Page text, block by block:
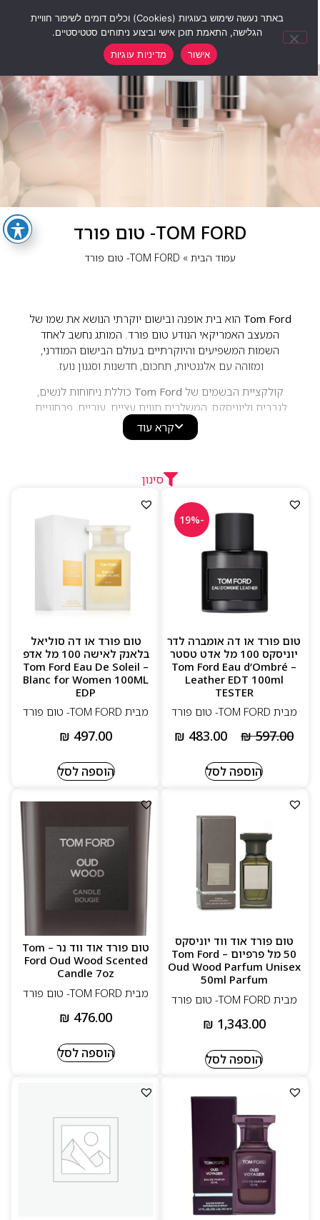
TOM FORD- טום פורד
עמוד הבית» TOM FORD- טום פורד
Tom Fordהוא בית אופנה ובישום יוקרתי הנושא את שמו של
המעצב האמריקאי הנודע טום פורד. המותג נחשב לאחד
השמות המשפיעים והיוקרתיים בעולם הבישום המודרני,
ומזוהה עם אלגנטיות, תחכום, חדשנות וסגנון נועז.
קולקציית הבשמים של Tom Fordכוללת ניחוחות לנשים,
לגברים וליוניסקס, המשלבים תווים עציים, עוריים, פרחוניים,
ענבריים, מושקיים ומתובלים. סדרות אייקוניות כמו
Oud Wood,Tobacco Vanille
היוקרה. הבשמים מתאפיינים בחומרי גלם איכותיים, עמידות
גבוהה וחתימה ריחנית ייחודית, ומיועדים למי שמחפש ניחוח
יוקרתי, אלגנטי ובלתי נשכח.
קרא עוד
סינון
-19%
טום פורד או דה אומברה לדר
יוניסקס 100 מל אדט טסטר
– Tom Ford Eau d’Ombré
Leather EDT 100ml
TESTER
מבית TOM FORD- טום פורד
₪597.00
₪ 483.00
הוספה לסל
טום פורד או דה סוליאל
בלאנק לאישה 100 מל אדפ
– Tom Ford Eau De Soleil
Blanc for Women 100ML
EDP
מבית TOM FORD- טום פורד
₪ 497.00
הוספה לסל
טום פורד אוד ווד יוניסקס
50 מל פרפיום – Tom Ford
Oud Wood Parfum Unisex
50ml Parfum
מבית TOM FORD- טום פורד
₪ 1,343.00
הוספה לסל
טום פורד אוד ווד נר – Tom
Ford Oud Wood Scented
Candle 7oz
מבית TOM FORD- טום פורד
₪ 476.00
הוספה לסל
באתר נעשה שימוש בעוגיות (Cookies) וכלים דומים לשיפור חוויית
הגלישה, התאמת תוכן אישי וביצוע ניתוחים סטטיסטיים.
אישור
מדיניות עוגיות